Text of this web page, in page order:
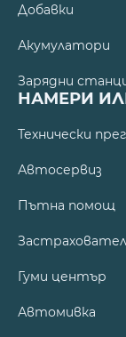
Добавки
Акумулатори
Зарядни
НАМЕРИ
Технически
Автосервиз
Пътна помощ
Гуми център
Автомивка